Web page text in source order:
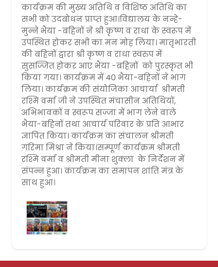
कार्यक्रम की मुख्य अतिथि व विशिष्ठ अतिथि का
सभी को उदबोधन प्राप्त हुआ।विद्यालय के नन्हे-
मुन्ने भैया -बहिनों ने श्री कृष्ण व राधा के स्वरूप में
उपस्थित होकर सभी का मन मोह लिया। मातृभारती
की बहिनों द्वारा श्री कृष्ण व राधा स्वरुप में
सुसज्जित होकर आए भैया -बहिनों को पुरस्कृत भी
किया गया। कार्यक्रम में 40 भैया-बहिनों ने भाग
लिया। कार्यक्रम की संयोजिका आचार्या श्रीमती
रश्मि वर्मा जी ने उपस्थित मंचासीन अतिथियों,
अभिभावकों व स्वरूप सज्जा में भाग लेने वाले
भैया-बहिनों तथा आचार्य परिवार के प्रति आभार
ज्ञापित किया। कार्यक्रम का संचालन श्रीमती
गरिमा मिश्रा ने किया।सम्पूर्ण कार्यक्रम श्रीमती
रश्मि वर्मा व श्रीमती मीना शुक्ला के निर्देशन में
संपन्न हुआ। कार्यक्रम का समापन शांति मंत्र के
साथ हुआ।